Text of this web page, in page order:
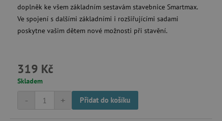
doplněk ke všem základním sestavám stavebnice Smartmax.
Ve spojení s dalšími základními i rozšiřujícími sadami
poskytne vašim dětem nové možnosti při stavění.
319 Kč
Skladem
+
- Přidat do košíku